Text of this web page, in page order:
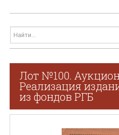
Лот №100.
Реализация
из фондов РГБ